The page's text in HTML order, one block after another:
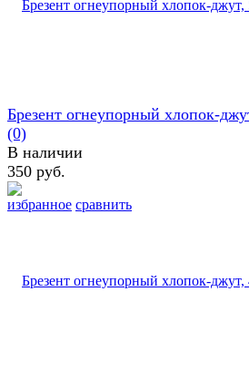
избранное сравнить
Брезент огнеупорный хлопок-
(0)
В наличии
350 руб.